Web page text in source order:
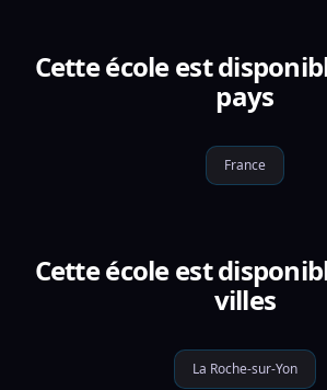
Cette école est
pays
France
Cette école est
villes
La Roche-sur-Yon